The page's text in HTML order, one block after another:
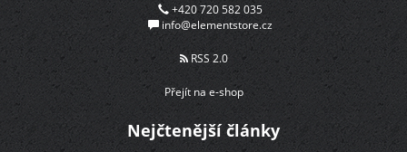
+420 720 582 035
info@elementstore.cz
RSS 2.0
Přejít na e-shop
Nejčtenější články